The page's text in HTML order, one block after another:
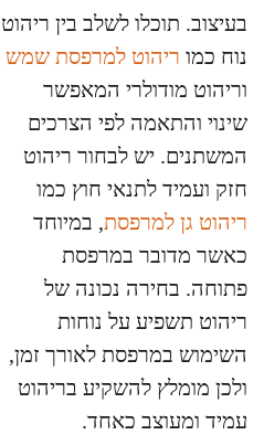
בעיצוב. תוכלו לשלב בין ריהוט
נוח כמו ריהוט למרפסת שמש
וריהוט מודולרי המאפשר
שינוי והתאמה לפי הצרכים
המשתנים. יש לבחור ריהוט
חזק ועמיד לתנאי חוץ כמו
ריהוט גן למרפסת, במיוחד
כאשר מדובר במרפסת
פתוחה. בחירה נכונה של
ריהוט תשפיע על נוחות
השימוש במרפסת לאורך זמן,
ולכן מומלץ להשקיע בריהוט
עמיד ומעוצב כאחד.